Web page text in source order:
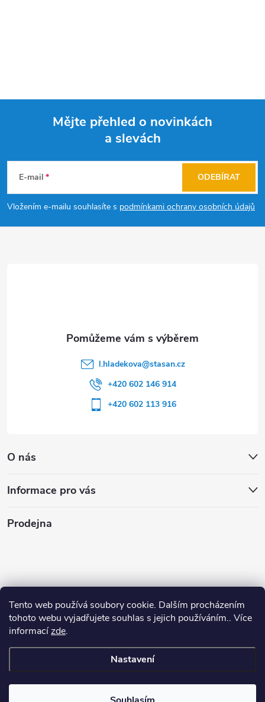
Tento web používá soubory cookie. Dalším procházením
tohoto webu vyjadřujete souhlas s jejich používáním.. Více
informacízde.
Nastavení
p
a
Mějte přehled o novinkách
a slevách
E-mail
Vložením e-mailu souhlasíte s podmínkami ochrany osobních údajů
ODEBÍRAT
O nás
Informace pro vás
l.hladekova@stasan.cz
+420 602 146 914
+420 602 113 916
Prodejna
Copyright 2026Stasan.cz. Všechna práva vyhrazena.